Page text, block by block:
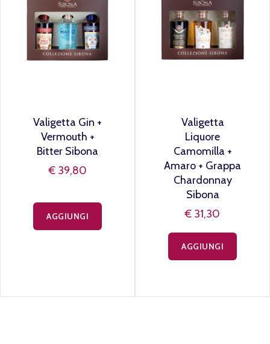
Valigetta Gin +
Vermouth +
Bitter Sibona
€ 39,80
AGGIUNGI
Valigetta
Liquore
Camomilla +
Amaro + Grappa
Chardonnay
Sibona
€ 31,30
AGGIUNGI